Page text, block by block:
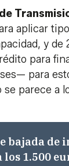
aplicar
y de
para
para
parece a
de
los 1.500